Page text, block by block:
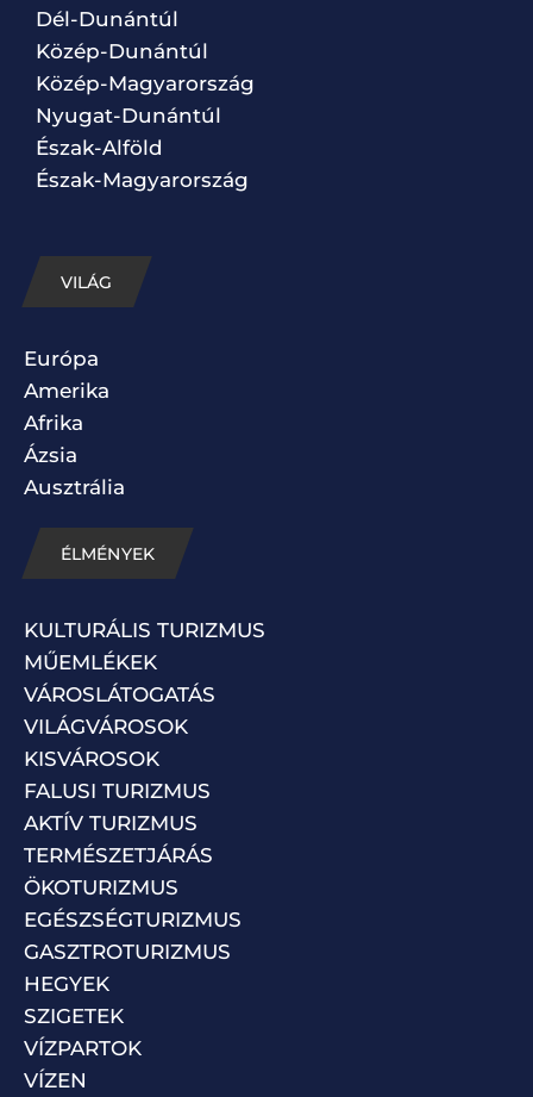
Dél-Dunántúl
Közép-Dunántúl
Közép-Magyarország
Nyugat-Dunántúl
Észak-Alföld
Észak-Magyarország
VILÁG
Európa
Amerika
Afrika
Ázsia
Ausztrália
ÉLMÉNYEK
KULTURÁLIS TURIZMUS
MŰEMLÉKEK
VÁROSLÁTOGATÁS
VILÁGVÁROSOK
KISVÁROSOK
FALUSI TURIZMUS
AKTÍV TURIZMUS
TERMÉSZETJÁRÁS
ÖKOTURIZMUS
EGÉSZSÉGTURIZMUS
GASZTROTURIZMUS
HEGYEK
SZIGETEK
VÍZPARTOK
VÍZEN